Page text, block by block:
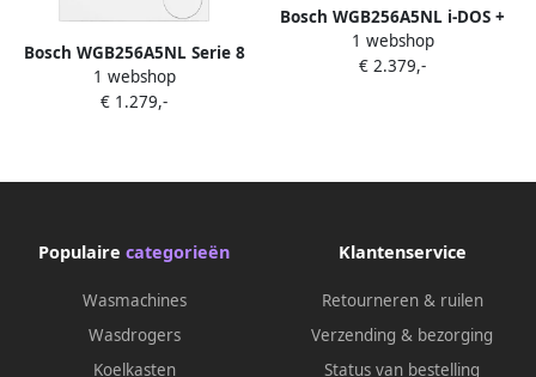
Bosch WGB256A5NL Serie 8
Wasmachine met stoom 1600
rpm Automatisch doseren
1 webshop
€ 1.279,-
Bosch WGB256A5NL i-DOS +
WQB245A5NL
1 webshop
€ 2.379,-
Populaire categorieën
Wasmachines
Wasdrogers
Koelkasten
Klantenservice
Retourneren & ruilen
Verzending & bezorging
Status van bestelling